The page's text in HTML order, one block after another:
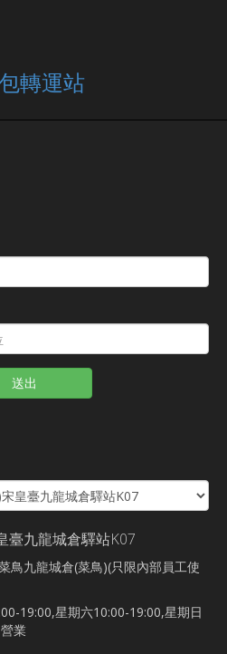
轉運站
送出
臺九龍城倉驛站K07
鳥九龍城倉(菜鳥)(只限內部員工使
19:00,星期六10:00-19:00,星期日
業